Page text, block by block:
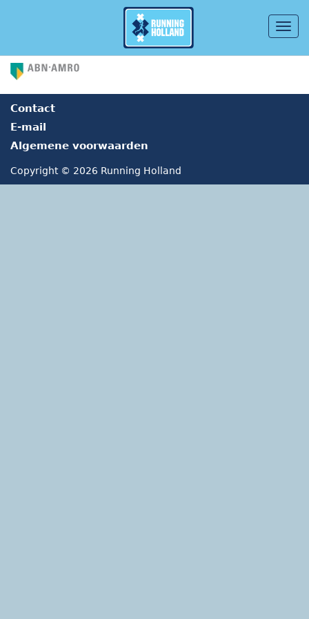
Overslaan en naar de inhoud gaan
Contact
E-mail
Algemene voorwaarden
Copyright © 2026 Running Holland